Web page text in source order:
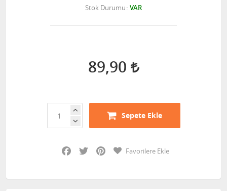
Stok Durumu VAR
89,90
Sepete Ekle
Facebook
Twitter PinterestFavorilere Ekle